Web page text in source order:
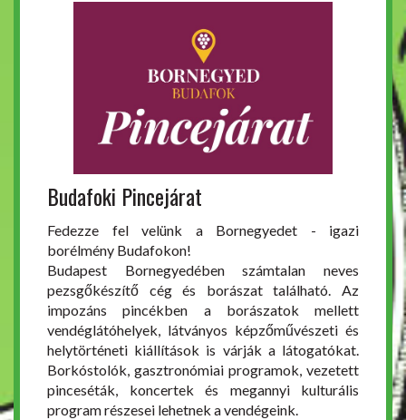
Budafoki Pincejárat
Fedezze fel velünk a Bornegyedet - igazi
borélmény Budafokon!
Budapest Bornegyedében számtalan neves
pezsgőkészítő cég és borászat található. Az
impozáns pincékben a borászatok mellett
vendéglátóhelyek, látványos képzőművészeti és
helytörténeti kiállítások is várják a látogatókat.
Borkóstolók, gasztronómiai programok, vezetett
pinceséták, koncertek és megannyi kulturális
program részesei lehetnek a vendégeink.